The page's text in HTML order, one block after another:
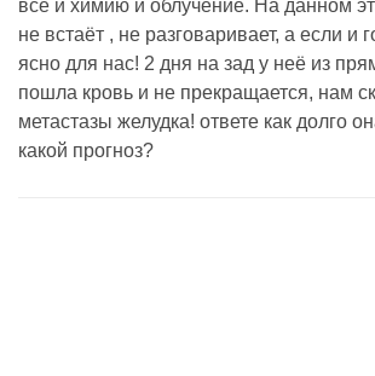
всё и химию и облучение. На данном
не встаёт , не разговаривает, а если и
ясно для нас! 2 дня на зад у неё из
пошла кровь и не прекращается, нам
метастазы желудка! ответе как долго
какой прогноз?